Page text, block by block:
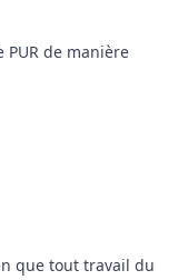
PUR de manière
que tout travail du